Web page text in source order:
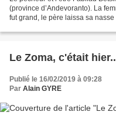
(province d’Andevoranto). La
fut grand, le père laissa sa
Le Zoma, c'était
Publié le 16/02/2019 à 09:28
Par Alain GYRE